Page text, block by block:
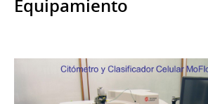
Equipamiento